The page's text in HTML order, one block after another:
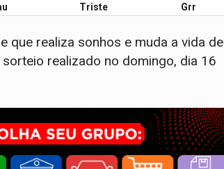
Triste Grr
que realiza sonhos e muda a vida de
realizado no domingo, dia 16